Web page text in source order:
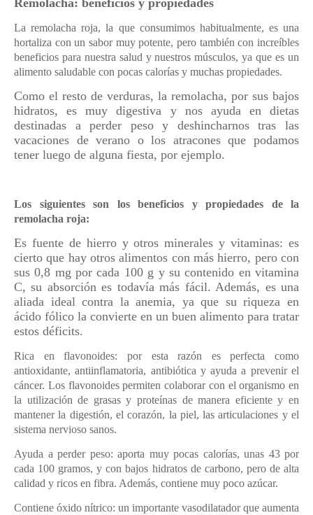
Remolacha: beneficios y propiedades
La remolacha roja, la que consumimos habitualmente, es una
hortaliza con un sabor muy potente, pero también con increíbles
beneficios para nuestra salud y nuestros músculos, ya que es un
alimento saludable con pocas calorías y muchas propiedades.
Como el resto de verduras, la remolacha, por sus bajos
hidratos, es muy digestiva y nos ayuda en dietas
destinadas a perder peso y deshincharnos tras las
vacaciones de verano o los atracones que podamos
tener luego de alguna fiesta, por ejemplo.
Los siguientes son los beneficios y propiedades de la
remolacha roja:
Es fuente de hierro y otros minerales y vitaminas: es
cierto que hay otros alimentos con más hierro, pero con
sus 0,8 mg por cada 100 g y su contenido en vitamina
C, su absorción es todavía más fácil. Además, es una
aliada ideal contra la anemia, ya que su riqueza en
ácido fólico la convierte en un buen alimento para tratar
estos déficits.
Rica en flavonoides: por esta razón es perfecta como
antioxidante, antiinflamatoria, antibiótica y ayuda a prevenir el
cáncer. Los flavonoides permiten colaborar con el organismo en
la utilización de grasas y proteínas de manera eficiente y en
mantener la digestión, el corazón, la piel, las articulaciones y el
sistema nervioso sanos.
Ayuda a perder peso: aporta muy pocas calorías, unas 43 por
cada 100 gramos, y con bajos hidratos de carbono, pero de alta
calidad y ricos en fibra. Además, contiene muy poco azúcar.
Contiene óxido nítrico: un importante vasodilatador que aumenta